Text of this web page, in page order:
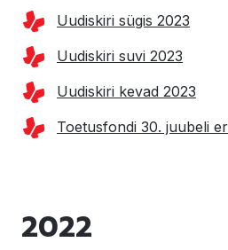
Uudiskiri sügis 2023
Uudiskiri suvi 2023
Uudiskiri kevad 2023
Toetusfondi 30. juubeli
2022